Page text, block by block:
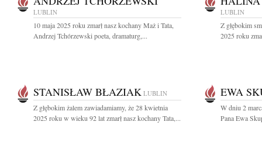
LUBLIN
10 maja 2025 roku zmarł nasz kochany Maż i Tata,
Andrzej Tchórzewski poeta, dramaturg,...
LUBLIN
Z głębokim
2025 roku
STANISŁAW BŁAZIAK LUBLIN
Z głębokim żalem zawiadamiamy, że 28 kwietnia
2025 roku w wieku 92 lat zmarł nasz kochany Tata,...
EWA
W dniu 2
Pana Ewa